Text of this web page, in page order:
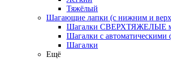
Тяжёлый
Шагающие лапки (с нижним и
Шагалки СВЕРХТЯЖЕЛЫЕ
Шагалки с автоматическими
Шагалки
Ещё